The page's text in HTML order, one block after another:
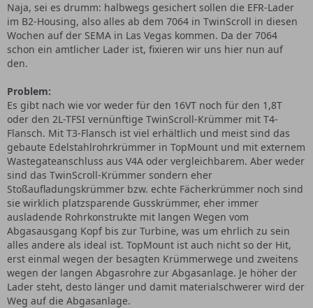
Naja, sei es drumm: halbwegs gesichert sollen die EFR-Lader
im B2-Housing, also alles ab dem 7064 in TwinScroll in diesen
Wochen auf der SEMA in Las Vegas kommen. Da der 7064
schon ein amtlicher Lader ist, fixieren wir uns hier nun auf
den.
Problem:
Es gibt nach wie vor weder für den 16VT noch für den 1,8T
oder den 2L-TFSI vernünftige TwinScroll-Krümmer mit T4-
Flansch. Mit T3-Flansch ist viel erhältlich und meist sind das
gebaute Edelstahlrohrkrümmer in TopMount und mit externem
Wastegateanschluss aus V4A oder vergleichbarem. Aber weder
sind das TwinScroll-Krümmer sondern eher
Stoßaufladungskrümmer bzw. echte Fächerkrümmer noch sind
sie wirklich platzsparende Gusskrümmer, eher immer
ausladende Rohrkonstrukte mit langen Wegen vom
Abgasausgang Kopf bis zur Turbine, was um ehrlich zu sein
alles andere als ideal ist. TopMount ist auch nicht so der Hit,
erst einmal wegen der besagten Krümmerwege und zweitens
wegen der langen Abgasrohre zur Abgasanlage. Je höher der
Lader steht, desto länger und damit materialschwerer wird der
Weg auf die Abgasanlage.